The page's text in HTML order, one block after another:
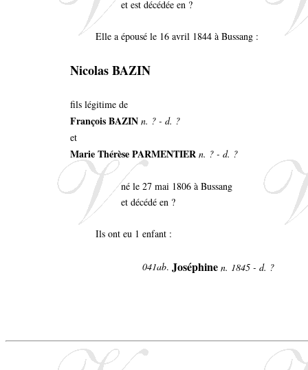
et est décédée en ?
Elle a épousé le 16 avril 1844 à Bussang :
Nicolas BAZIN
fils légitime de
François BAZIN n. ? - d. ?
et
Marie Thérèse PARMENTIER n. ? - d. ?
né le 27 mai 1806 à Bussang
et décédé en ?
Ils ont eu 1 enfant :
041ab. Joséphine n. 1845 - d. ?